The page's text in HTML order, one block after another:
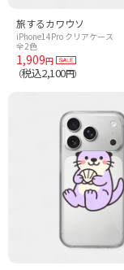
旅するカワウソ
iPhone14Pro クリアケース
全2色
1,909円
（税込2,100円）